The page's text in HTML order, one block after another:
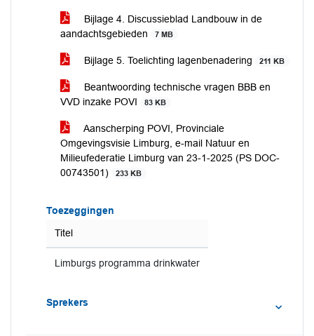
Bijlage 4. Discussieblad Landbouw in de
aandachtsgebieden
7 MB
Bijlage 5. Toelichting lagenbenadering 211 KB
Beantwoording technische vragen BBB en
VVD inzake POVI
83 KB
Aanscherping POVI, Provinciale
Omgevingsvisie Limburg, e-mail Natuur en
Milieufederatie Limburg van 23-1-2025 (PS DOC-
00743501)
233 KB
Toezeggingen
Titel
Limburgs programma drinkwater
Sprekers